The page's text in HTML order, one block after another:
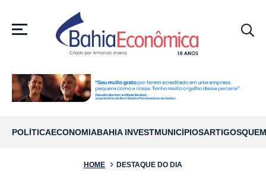
MENU
POLÍTICAECONOMIABAHIA INVESTMUNICÍPIOSARTIGOS
HOME DESTAQUE DO DIA